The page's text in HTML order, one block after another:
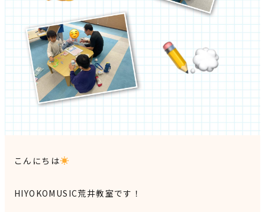
こんにちは
HIYOKOMUSIC荒井教室です！